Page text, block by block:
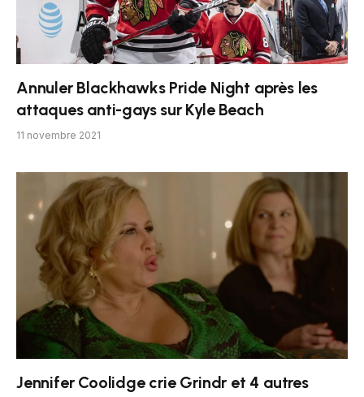
Annuler Blackhawks Pride Night après les
attaques anti-gays sur Kyle Beach
11 novembre 2021
Jennifer Coolidge crie Grindr et 4 autres